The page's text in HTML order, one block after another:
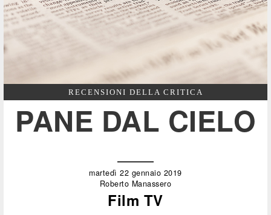
RECENSIONI DELLA CRITICA
PANE DAL CIELO
martedì 22 gennaio 2019
Roberto Manassero
Film TV